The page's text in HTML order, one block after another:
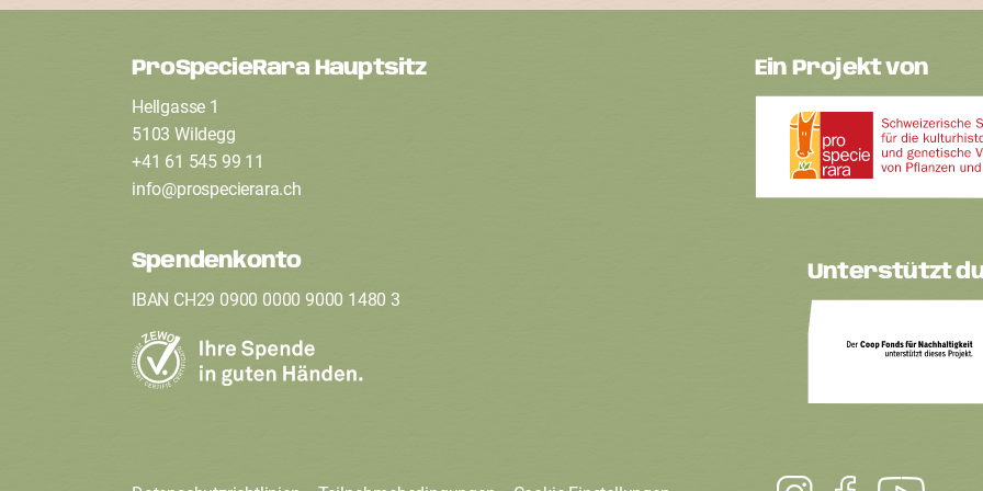
F
o
o
t
e
r
ProSpecieRara Hauptsitz
Hellgasse 1
5103 Wildegg
+41 61 545 99 11
info@prospecierara.ch
Spendenkonto
IBAN CH29 0900 0000 9000 1480 3
Ein Projekt von
Unterstützt